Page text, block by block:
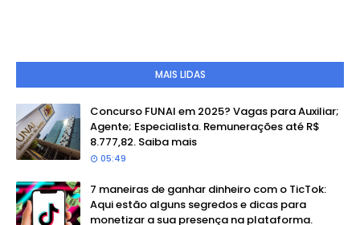
MAIS LIDAS
Concurso FUNAI em 2025? Vagas para Auxiliar;
Agente; Especialista. Remunerações até R$
8.777,82. Saiba mais
05:49
7 maneiras de ganhar dinheiro com o TicTok:
Aqui estão alguns segredos e dicas para
monetizar a sua presença na plataforma.